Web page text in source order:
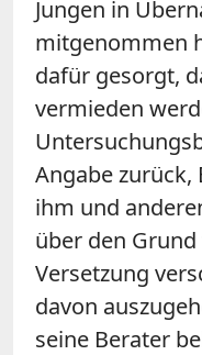
Jungen in
mitgenommen
dafür gesorgt,
vermieden
Angabe
ihm und
über den Grund
Versetzung
davon
seine Berater